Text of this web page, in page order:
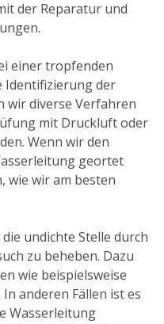
der Reparatur und
einer tropfenden
Identifizierung der
wir diverse Verfahren
mit Druckluft oder
Wenn wir den
geortet
wie wir am besten
undichte Stelle durch
zu beheben. Dazu
wie beispielsweise
anderen Fällen ist es
Wasserleitung